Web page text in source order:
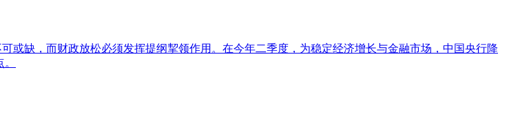
或缺，而财政放松必须发挥提纲挈领作用。在今年二季度，为稳定经济增长与金融市场，中国央行降